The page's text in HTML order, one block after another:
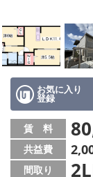
☆インターネッ
☆敷金·礼金0円
路線·駅から探す
地域から探す
地図から探す
お気に入り
登録
賃 料
共益費
間取り